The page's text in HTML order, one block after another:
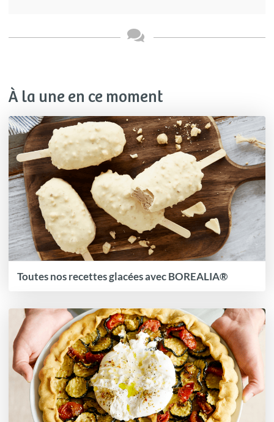
À la une en ce moment
Toutes nos recettes glacées avec BOREALIA®